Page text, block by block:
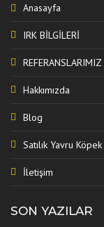
Anasayfa
IRK BİLGİLERİ
REFERANSLARIMIZ
Hakkımızda
Blog
Satılık Yavru Köpek
İletişim
SON YAZILAR